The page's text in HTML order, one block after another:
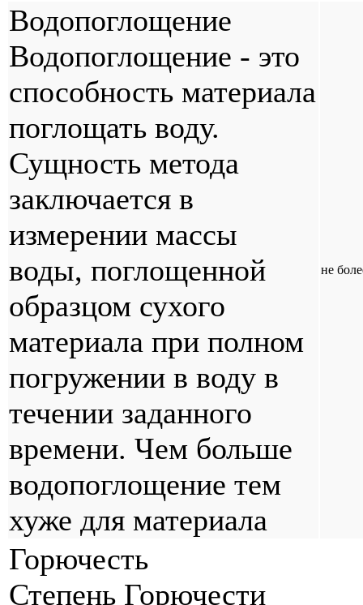
Водопоглощение
Водопоглощение - это
способность материала
поглощать воду.
Сущность метода
заключается в
измерении массы
воды, поглощенной
образцом сухого
материала при полном
погружении в воду в
течении заданного
времени. Чем больше
водопоглощение тем
хуже для материала
не
Горючесть
Степень Горючести